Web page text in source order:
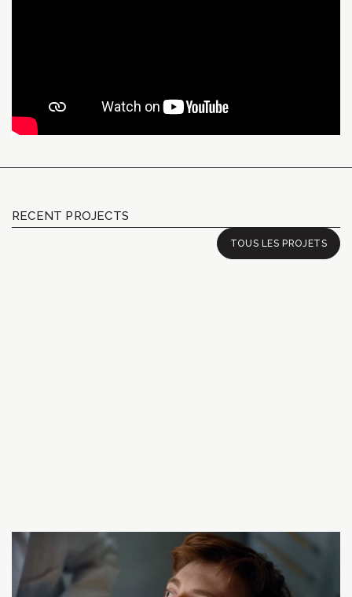
RECENT PROJECTS
TOUS LES PROJETS